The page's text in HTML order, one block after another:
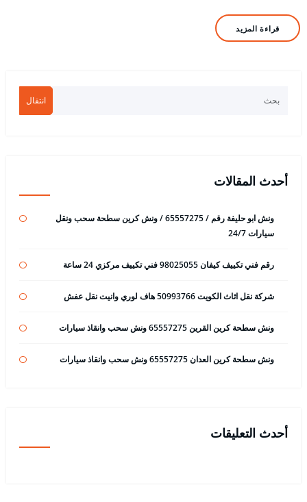
قراءة المزيد
انتقال
أحدث المقالات
ونش ابو حليفة رقم / 65557275 / ونش كرين سطحة سحب ونقل
سيارات 24/7
رقم فني تكييف كيفان 98025055 فني تكييف مركزي 24 ساعة
شركة نقل اثاث الكويت 50993766 هاف لوري وانيت نقل عفش
ونش سطحة كرين القرين 65557275 ونش سحب وانقاذ سيارات
ونش سطحة كرين العدان 65557275 ونش سحب وانقاذ سيارات
أحدث التعليقات